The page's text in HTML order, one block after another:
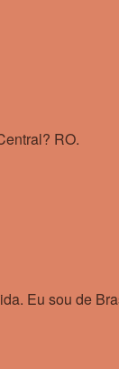
RO.
Eu sou de